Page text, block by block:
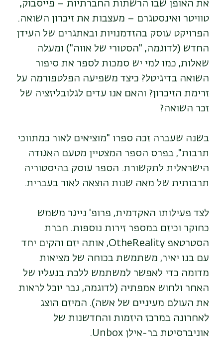
את האופן שבו הרשתות החברתיות – פייסבוק,
טוויטר ואינסטגרם – מעצבות את זיכרון השואה.
הפרויקט עוסק בהזדמנויות ובאתגרים של העידן
החדש (לדוגמה, "הסטורי של אווה") ומעלה
שאלות, כמו למי יש סמכות לספר את סיפור
השואה בדיגיטל? כיצד משפיעה הפלטפורמה על
זרימת הזיכרון? והאם אנו עדים לגלובליזציה של
זכר השואה?
בשנה שעברה זכה ספרו "מוציאים לאור כמתווכי
תרבות", בפרס הספר המצטיין מטעם האגודה
הישראלית לתקשורת. הספר עוסק בהיסטוריה
תרבותית של מאה שנות הוצאה לאור בעברית.
לצד פעילותו האקדמית, פרופ' נייגר משמש
כחוקר וכיזם במספר זירות נוספות. חברת
הסטרטאפ OtheReality, אותה יזם והקים יחד
עם בנו יאיר, משתמשת בכוחה של מציאות
מדומה כדי לאפשר למשתמש ללכת בנעליו של
האחר ולחוש אמפתיה (לדוגמה, גבר יוכל לראות
את העולם מעיניים של אשה). המיזם הוצג
לאחרונה במרכז היזמות והחדשנות של
אוניברסיטת בר-אילן Unbox.